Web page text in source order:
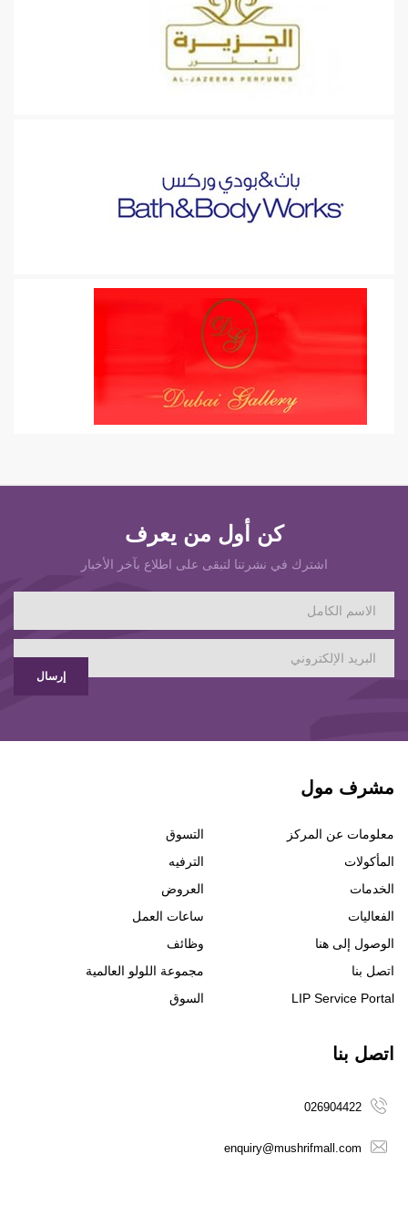
كن أول من يعرف
اشترك في نشرتنا لتبقى على اطلاع بآخر الأخبار
إرسال
مشرف مول
معلومات عن المركز
التسوق
المأكولات
الترفيه
الخدمات
العروض
الفعاليات
ساعات العمل
الوصول إلى هنا
وظائف
اتصل بنا
مجموعة اللولو العالمية
LIP Service Portal
السوق
اتصل بنا
026904422
enquiry@mushrifmall.com